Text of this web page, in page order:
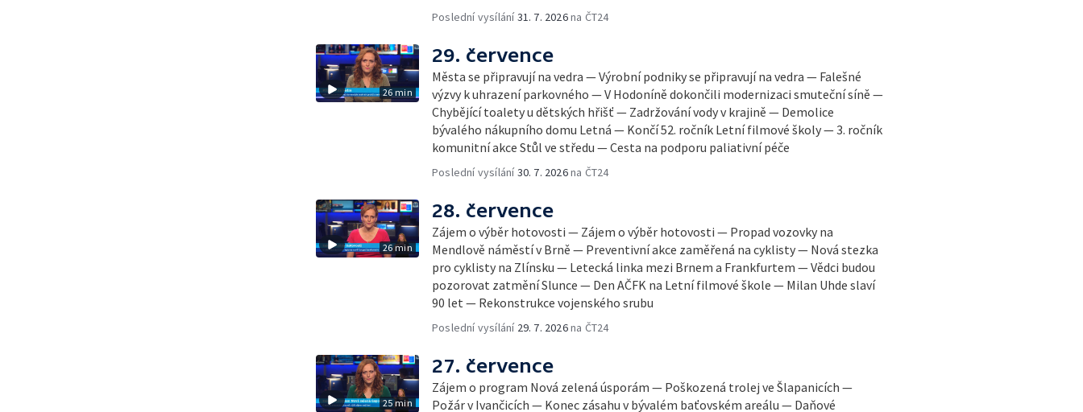
Poslední vysílání31. 7. 2026na ČT24
26 min
29. července
Města se připravují na vedra — Výrobní podniky se připravují na vedra — Falešné
výzvy k uhrazení parkovného — V Hodoníně dokončili modernizaci smuteční síně —
Chybějící toalety u dětských hřišť — Zadržování vody v krajině — Demolice
bývalého nákupního domu Letná — Končí 52. ročník Letní filmové školy — 3. ročník
komunitní akce Stůl ve středu — Cesta na podporu paliativní péče
Poslední vysílání30. 7. 2026na ČT24
26 min
28. července
Zájem o výběr hotovosti — Zájem o výběr hotovosti — Propad vozovky na
Mendlově náměstí v Brně — Preventivní akce zaměřená na cyklisty — Nová stezka
pro cyklisty na Zlínsku — Letecká linka mezi Brnem a Frankfurtem — Vědci budou
pozorovat zatmění Slunce — Den AČFK na Letní filmové škole — Milan Uhde slaví
90 let — Rekonstrukce vojenského srubu
Poslední vysílání 29. 7. 2026na ČT24
25 min
27. července
Zájem o program Nová zelená úsporám — Poškozená trolej ve Šlapanicích —
Požár v Ivančicích — Konec zásahu v bývalém baťovském areálu — Daňové